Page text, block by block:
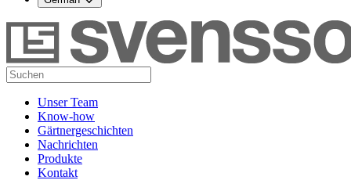
Unser Team
Know-how
Gärtnergeschichten
Nachrichten
Produkte
Kontakt